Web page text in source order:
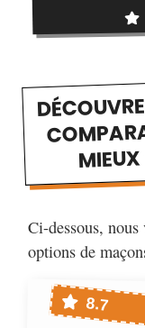
Ci-dessous,
options de
8.7